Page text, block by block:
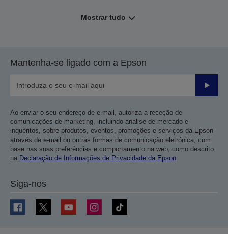
Mostrar tudo
Mantenha-se ligado com a Epson
Enviar
Ao enviar o seu endereço de e-mail, autoriza a receção de
comunicações de marketing, incluindo análise de mercado e
inquéritos, sobre produtos, eventos, promoções e serviços da Epson
através de e-mail ou outras formas de comunicação eletrónica, com
base nas suas preferências e comportamento na web, como descrito
na Declaração de Informações de Privacidade da Epson.
Siga-nos